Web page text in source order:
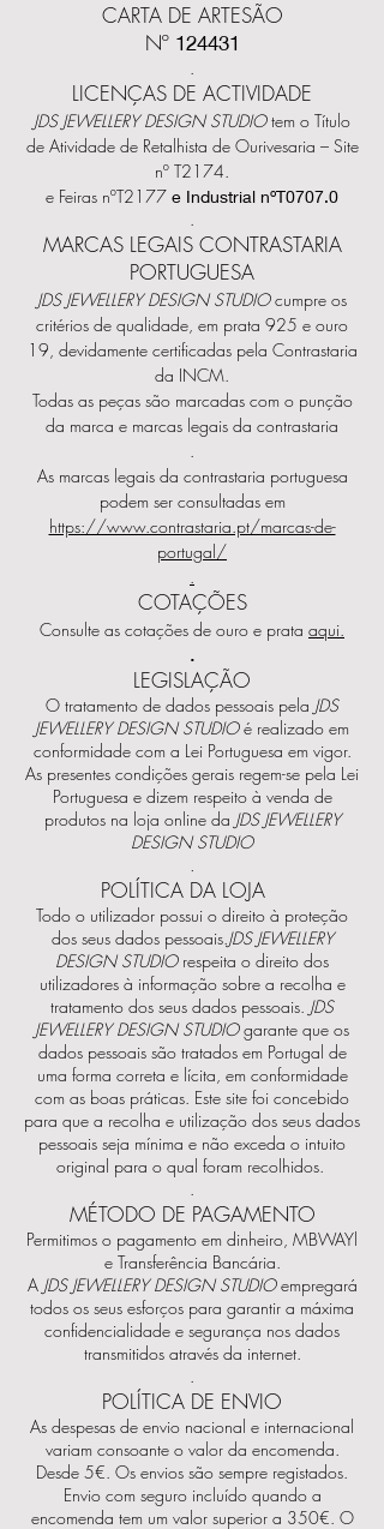
CARTA DE ARTESÃO
Nº 124431
.
LICENÇAS DE ACTIVIDADE
JDS JEWELLERY DESIGN STUDIOtem o Título
de Atividade de Retalhista de Ourivesaria – Site
nº T2174.
e Feiras nºT2177 e Industrial nºT0707.0
.
MARCAS LEGAIS CONTRASTARIA
PORTUGUESA
JDS JEWELLERY DESIGN STUDIOcumpre os
critérios de qualidade, em prata 925 e ouro
19, devidamente certificadas pela Contrastaria
da INCM.
Todas as peças são marcadas com o punção
da marca e marcas legais da contrastaria
.
As marcas legais da contrastaria portuguesa
podem ser consultadas em
https://www.contrastaria.pt/marcas-de-
portugal/
.
COTAÇÕES
Consulte as cotações de ouro e prata aqui.
.
LEGISLAÇÃO
O tratamento de dados pessoais pela JDS
JEWELLERY DESIGN STUDIOé realizado em
conformidade com a Lei Portuguesa em vigor.
As presentes condições gerais regem-se pela Lei
Portuguesa e dizem respeito à venda de
produtos na loja online da JDS JEWELLERY
DESIGN STUDIO
.
POLÍTICA DA LOJA
Todo o utilizador possui o direito à proteção
dos seus dados pessoais.JDS JEWELLERY
DESIGN STUDIOrespeita o direito dos
utilizadores à informação sobre a recolha e
tratamento dos seus dados pessoais. JDS
JEWELLERY DESIGN STUDIOgarante que os
dados pessoais são tratados em Portugal de
uma forma correta e lícita, em conformidade
com as boas práticas. Este site foi concebido
para que a recolha e utilização dos seus dados
pessoais seja mínima e não exceda o intuito
original para o qual foram recolhidos.
.
MÉTODO DE PAGAMENTO
Permitimos o pagamento em dinheiro, MBWAYl
e Transferência Bancária.
A JDS JEWELLERY DESIGN STUDIOempregará
todos os seus esforços para garantir a máxima
confidencialidade e segurança nos dados
transmitidos através da internet.
.
POLÍTICA DE ENVIO
As despesas de envio nacional e internacional
variam consoante o valor da encomenda.
Desde 5€. Os envios são sempre registados.
Envio com seguro incluído quando a
encomenda tem um valor superior a 350€. O